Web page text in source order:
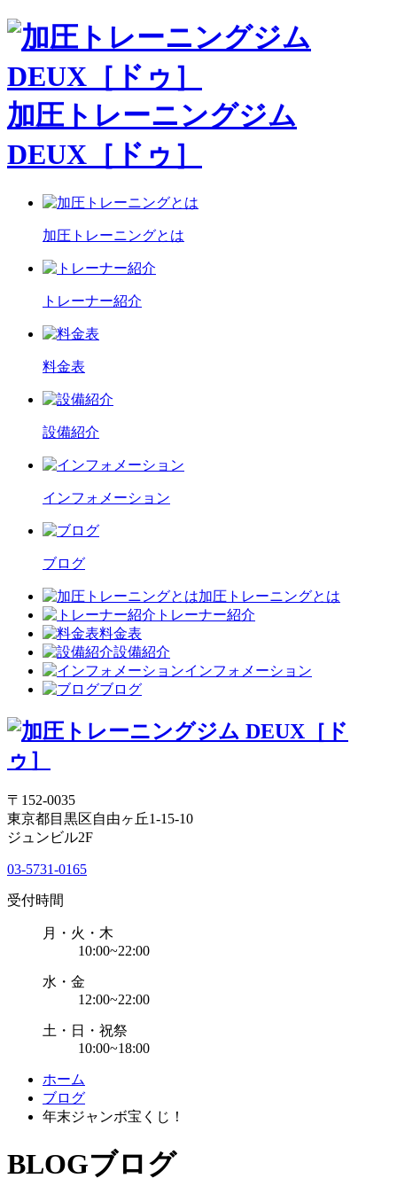
加圧トレーニングジム
DEUX［ドゥ］
加圧トレーニングとは
トレーナー紹介
料金表
設備紹介
インフォメーション
ブログ
加圧トレーニングとは
トレーナー紹介
料金表
設備紹介
インフォメーション
ブログ
〒152-0035
東京都目黒区自由ヶ丘1-15-10
ジュンビル2F
03-5731-0165
受付時間
月・火・木
10:00~22:00
水・金
12:00~22:00
土・日・祝祭
10:00~18:00
ホーム
ブログ
年末ジャンボ宝くじ！
BLOGブログ